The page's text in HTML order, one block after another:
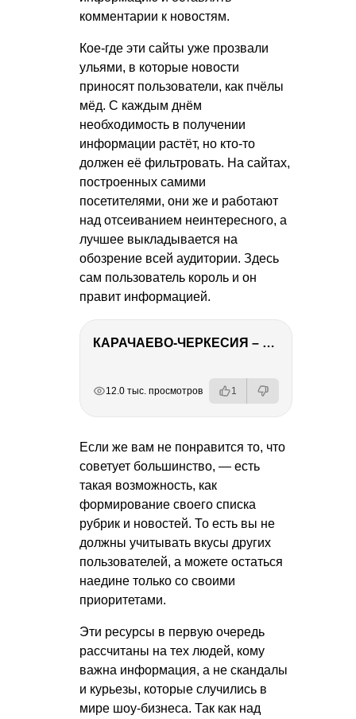
комментарии к новостям.
Кое-где эти сайты уже прозвали
ульями, в которые новости
приносят пользователи, как пчёлы
мёд. С каждым днём
необходимость в получении
информации растёт, но кто-то
должен её фильтровать. На сайтах,
построенных самими
посетителями, они же и работают
над отсеиванием неинтересного, а
лучшее выкладывается на
обозрение всей аудитории. Здесь
сам пользователь король и он
правит информацией.
КАРАЧАЕВО-ЧЕРКЕСИЯ – ПУТЕШЕСТВИЕ НА КАВКАЗ часть 2
12.0 тыс. просмотров 1
Если же вам не понравится то, что
советует большинство, — есть
такая возможность, как
формирование своего списка
рубрик и новостей. То есть вы не
должны учитывать вкусы других
пользователей, а можете остаться
наедине только со своими
приоритетами.
Эти ресурсы в первую очередь
рассчитаны на тех людей, кому
важна информация, а не скандалы
и курьезы, которые случились в
мире шоу-бизнеса. Так как над